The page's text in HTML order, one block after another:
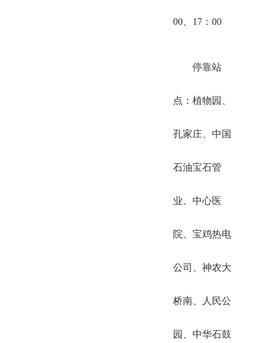
00、17：00
停靠站
点：植物园、
孔家庄、中国
石油宝石管
业、中心医
院、宝鸡热电
公司、神农大
桥南、人民公
园、中华石鼓